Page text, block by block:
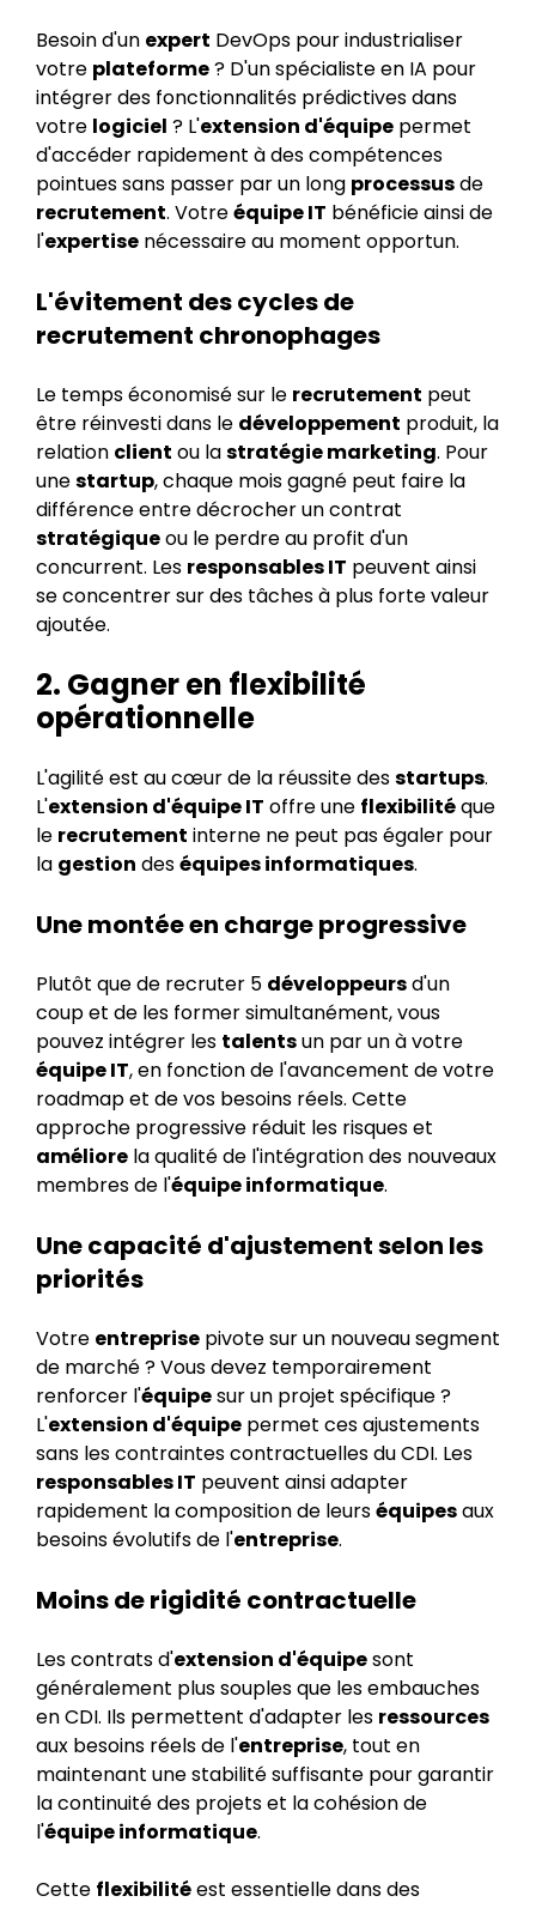
Besoin d'un expert DevOps pour industrialiser
votre plateforme? D'un spécialiste en IA pour
intégrer des fonctionnalités prédictives dans
votre logiciel ? L'extension d'équipe permet
d'accéder rapidement à des compétences
pointues sans passer par un long processusde
recrutement. Votreéquipe IT bénéficie ainsi de
l'expertise nécessaire au moment opportun.
L'évitement des cycles de
recrutement chronophages
Le temps économisé sur le recrutement peut
être réinvesti dans le développement produit, la
relation client ou lastratégie marketing. Pour
unestartup, chaque mois gagné peut faire la
différence entre décrocher un contrat
stratégiqueou le perdre au profit d'un
concurrent. Les responsables IT peuvent ainsi
se concentrer sur des tâches à plus forte valeur
ajoutée.
2. Gagner en flexibilité
opérationnelle
L'agilité est au cœur de la réussite desstartups.
L'extension d'équipe IT offre une flexibilitéque
le recrutement interne ne peut pas égaler pour
la gestion deséquipes informatiques.
Une montée en charge progressive
Plutôt que de recruter 5 développeursd'un
coup et de les former simultanément, vous
pouvez intégrer les talentsun par un à votre
équipe IT, en fonction de l'avancement de votre
roadmap et de vos besoins réels. Cette
approche progressive réduit les risques et
améliore la qualité de l'intégration des nouveaux
membres de l'équipe informatique.
Une capacité d'ajustement selon les
priorités
Votre entreprise pivote sur un nouveau segment
de marché ? Vous devez temporairement
renforcer l'équipesur un projet spécifique ?
L'extension d'équipe permet ces ajustements
sans les contraintes contractuelles du CDI. Les
responsables IT peuvent ainsi adapter
rapidement la composition de leurséquipesaux
besoins évolutifs de l'entreprise.
Moins de rigidité contractuelle
Les contrats d'extension d'équipesont
généralement plus souples que les embauches
en CDI. Ils permettent d'adapter les ressources
aux besoins réels de l'entreprise, tout en
maintenant une stabilité suffisante pour garantir
la continuité des projets et la cohésion de
l'équipe informatique.
Cette flexibilitéest essentielle dans des